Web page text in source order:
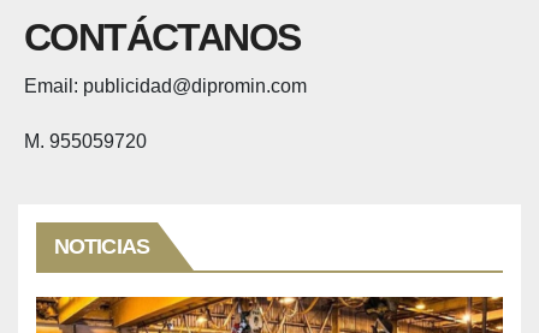
CONTÁCTANOS
Email: publicidad@dipromin.com
M. 955059720
NOTICIAS